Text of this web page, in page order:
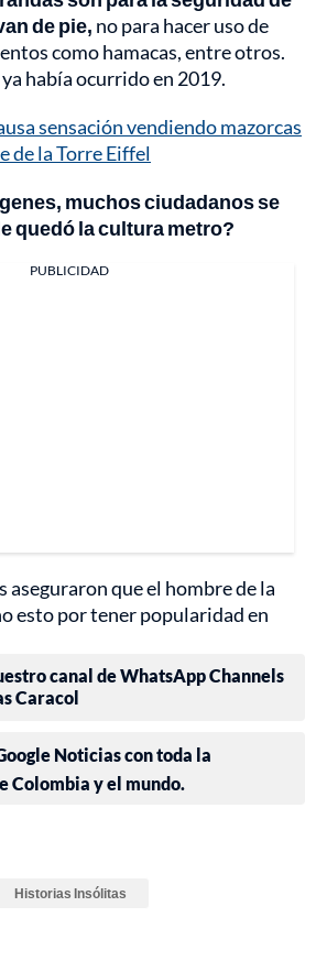
de pie, no para hacer uso de
como hamacas, entre otros.
había ocurrido en 2019.
sensación vendiendo mazorcas
de la Torre Eiffel
muchos ciudadanos se
quedó la cultura metro?
PUBLICIDAD
que el hombre de la
esto por tener popularidad en
canal de WhatsApp Channels
Caracol
Noticias con toda la
Colombia y el mundo.
Historias Insólitas